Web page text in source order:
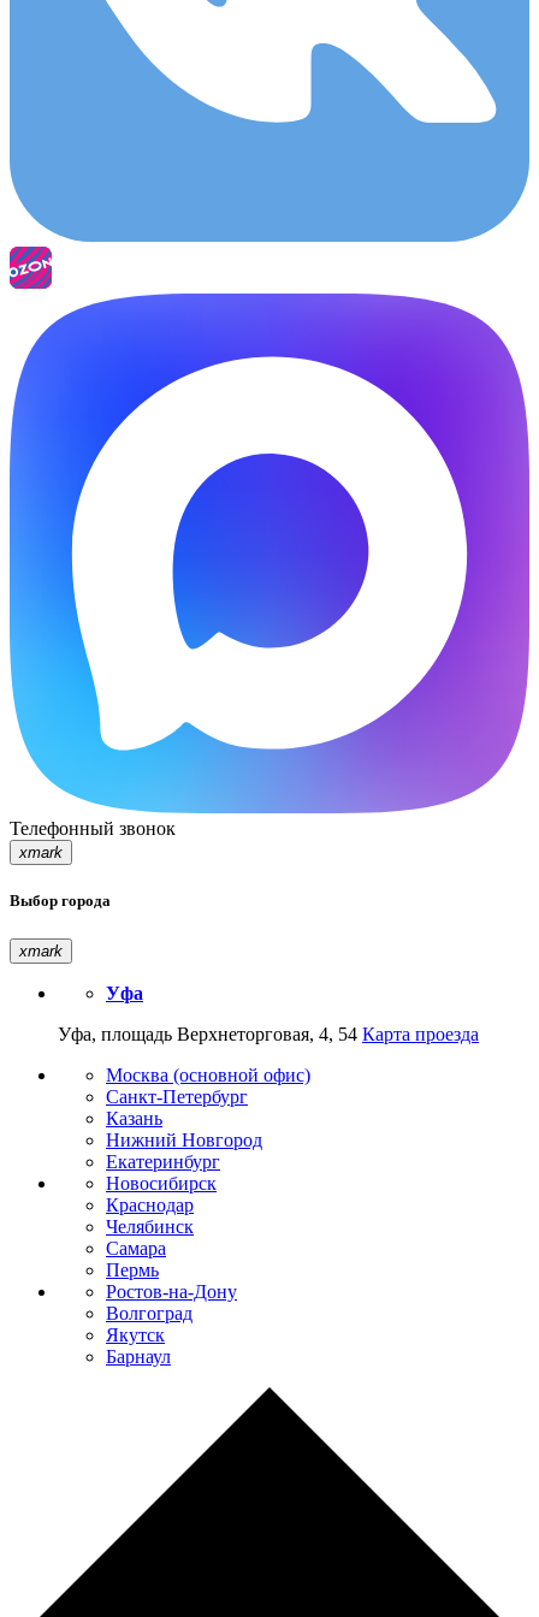
Телефонный звонок
xmark
Выбор города
xmark
Уфа
Уфа, площадь Верхнеторговая, 4, 54 Карта проезда
Москва (основной офис)
Санкт-Петербург
Казань
Нижний Новгород
Екатеринбург
Новосибирск
Краснодар
Челябинск
Самара
Пермь
Ростов-на-Дону
Волгоград
Якутск
Барнаул